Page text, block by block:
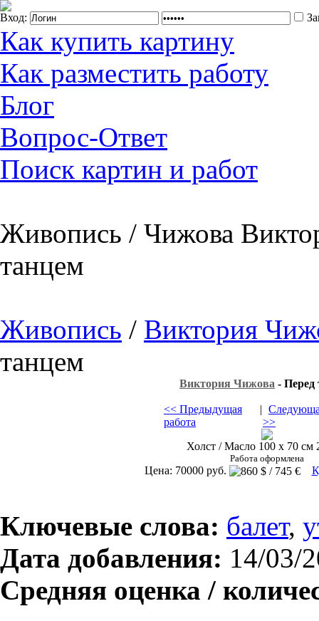
Вход:
Как купить картину
Как разместить работу
Блог
Вопрос-Ответ
Поиск картин и работ
Живопись / Чижова
танцем
Живопись / Виктория
танцем
Виктория Чижова - Перед
<< Предыдущая
работа
|
>>
Холст / Масло 100 х 70 см
Работа оформлена
Цена: 70000 руб.
Ключевые слова: балет,
Дата добавления: 14/03/
Средняя оценка /